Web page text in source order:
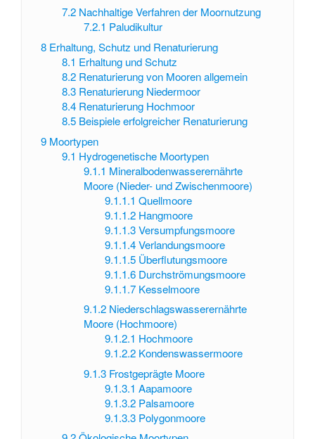
7.2 Nachhaltige Verfahren der Moornutzung
7.2.1 Paludikultur
8 Erhaltung, Schutz und Renaturierung
8.1 Erhaltung und Schutz
8.2 Renaturierung von Mooren allgemein
8.3 Renaturierung Niedermoor
8.4 Renaturierung Hochmoor
8.5 Beispiele erfolgreicher Renaturierung
9 Moortypen
9.1 Hydrogenetische Moortypen
9.1.1 Mineralbodenwasserernährte
Moore (Nieder- und Zwischenmoore)
9.1.1.1 Quellmoore
9.1.1.2 Hangmoore
9.1.1.3Versumpfungsmoore
9.1.1.4Verlandungsmoore
9.1.1.5 Überflutungsmoore
9.1.1.6 Durchströmungsmoore
9.1.1.7 Kesselmoore
9.1.2 Niederschlagswasserernährte
Moore (Hochmoore)
9.1.2.1 Hochmoore
9.1.2.2 Kondenswassermoore
9.1.3 Frostgeprägte Moore
9.1.3.1 Aapamoore
9.1.3.2 Palsamoore
9.1.3.3 Polygonmoore